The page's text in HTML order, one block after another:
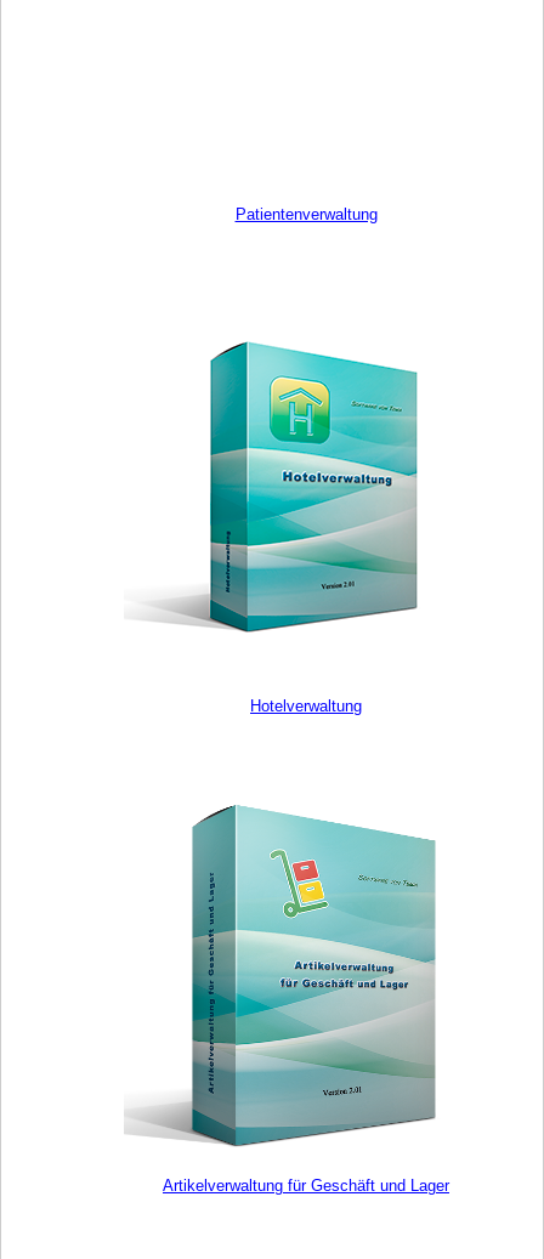
Patientenverwaltung
Hotelverwaltung
Artikelverwaltung für Geschäft und Lager